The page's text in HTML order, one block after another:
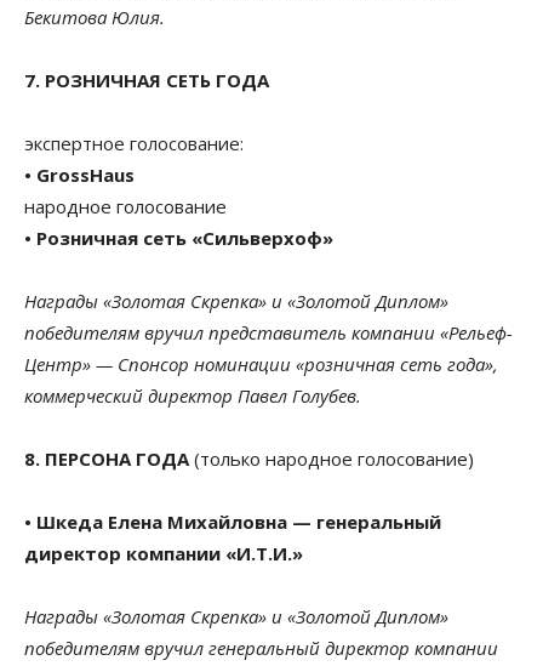
Бекитова Юлия.
7. РОЗНИЧНАЯ СЕТЬ ГОДА
экспертное голосование:
• GrossHaus
народное голосование
• Розничная сеть «Сильверхоф»
Награды «Золотая Скрепка» и «Золотой Диплом»
победителям вручил представитель компании «Рельеф-
Центр» — Спонсор номинации «розничная сеть года»,
коммерческий директор Павел Голубев.
8. ПЕРСОНА ГОДА(только народное голосование)
• Шкеда Елена Михайловна — генеральный
директор компании «И.Т.И.»
Награды «Золотая Скрепка» и «Золотой Диплом»
победителям вручил генеральный директор компании